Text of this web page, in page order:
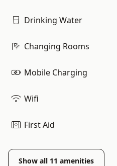
Drinking Water
Changing Rooms
Mobile Charging
Wifi
First Aid
Show all 11 amenities